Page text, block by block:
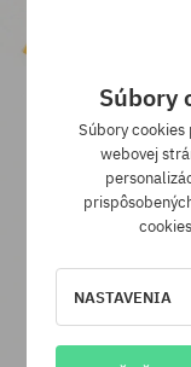
Súbory
Súbory cookies
webovej
NASTAVENIA